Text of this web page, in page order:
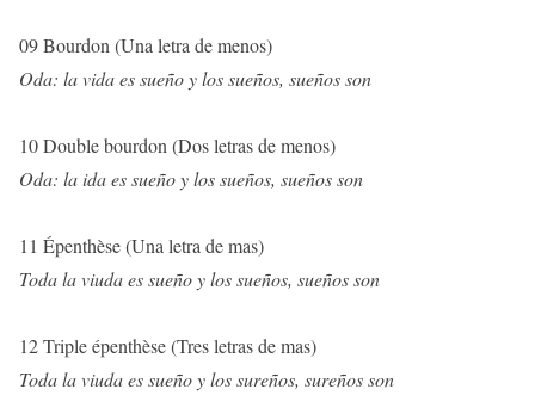
09 Bourdon (Una letra de menos)
Oda: la vida es sueño y los sueños, sueños son
10 Double bourdon (Dos letras de menos)
Oda: la ida es sueño y los sueños, sueños son
11 Épenthèse (Una letra de mas)
Toda la viuda es sueño y los sueños, sueños son
12 Triple épenthèse (Tres letras de mas)
Toda la viuda es sueño y los sureños, sureños son